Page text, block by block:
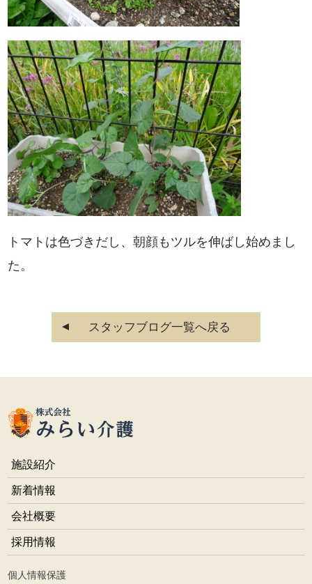
トマトは色づきだし、朝顔もツルを伸ばし始めまし
た。
スタッフブログ一覧へ戻る
施設紹介
新着情報
会社概要
採用情報
個人情報保護